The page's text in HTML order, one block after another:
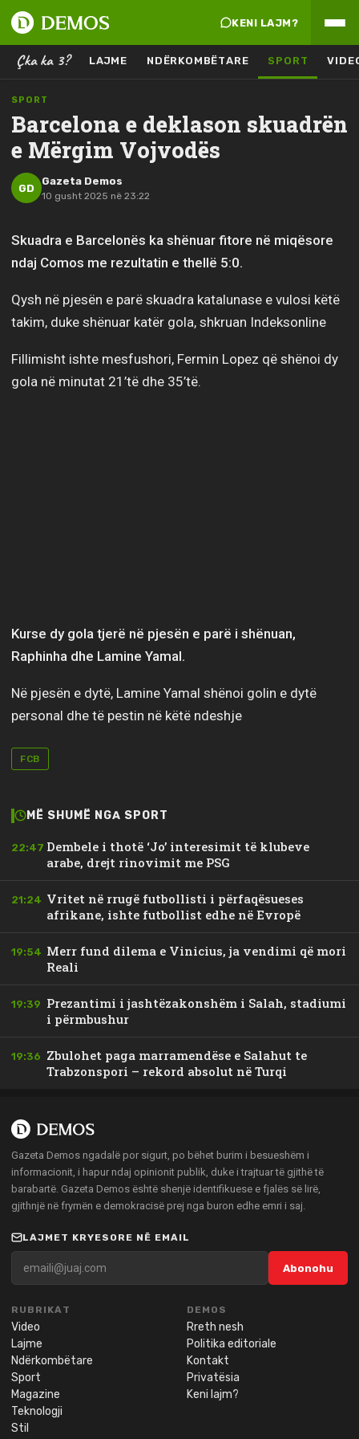
KENI LAJM?
Çka ka 3? LAJME NDËRKOMBËTARE SPORT
SPORT
Barcelona e deklason skuadrën
e Mërgim Vojvodës
GD
Gazeta Demos
10 gusht 2025 në 23:22
Skuadra e Barcelonës ka shënuar fitore në miqësore
ndaj Comos me rezultatin e thellë 5:0.
Qysh në pjesën e parë skuadra katalunase e vulosi këtë
takim, duke shënuar katër gola, shkruan Indeksonline
Fillimisht ishte mesfushori, Fermin Lopez që shënoi dy
gola në minutat 21’të dhe 35’të.
Kurse dy gola tjerë në pjesën e parë i shënuan,
Raphinha dhe Lamine Yamal.
Në pjesën e dytë, Lamine Yamal shënoi golin e dytë
personal dhe të pestin në këtë ndeshje
FCB
MË SHUMË NGA SPORT
22:47 Dembele i thotë ‘Jo’ interesimit të klubeve
arabe, drejt rinovimit me PSG
21:24 Vritet në rrugë futbollisti i përfaqësueses
afrikane, ishte futbollist edhe në Evropë
19:54 Merr fund dilema e Vinicius, ja vendimi që mori
Reali
19:39 Prezantimi i jashtëzakonshëm i Salah, stadiumi
i përmbushur
19:36 Zbulohet paga marramendëse e Salahut te
Trabzonspori – rekord absolut në Turqi
Gazeta Demos ngadalë por sigurt, po bëhet burim i besueshëm i
informacionit, i hapur ndaj opinionit publik, duke i trajtuar të gjithë të
barabartë. Gazeta Demos është shenjë identifikuese e fjalës së lirë,
gjithnjë në frymën e demokracisë prej nga buron edhe emri i saj.
LAJMET KRYESORE NË EMAIL
Abonohu
RUBRIKAT
Video
Lajme
Ndërkombëtare
Sport
Magazine
Teknologji
Stil
DEMOS
Rreth nesh
Politika editoriale
Kontakt
Privatësia
Keni lajm?